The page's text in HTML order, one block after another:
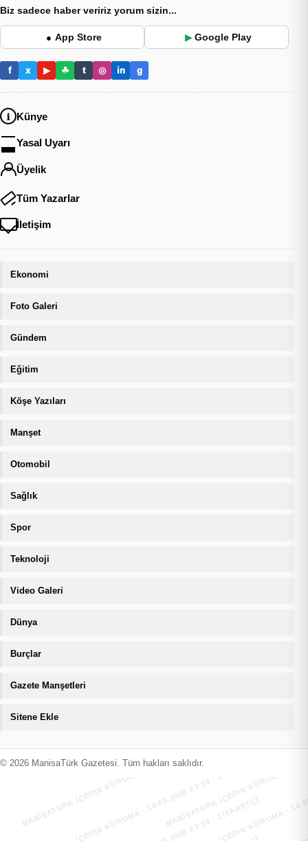
Biz sadece haber veririz yorum sizin...
● App Store ▶ Google Play
f x ▶ ☘ t ◎ in g
Künye
Yasal Uyarı
Üyelik
Tüm Yazarlar
İletişim
Ekonomi
Foto Galeri
Gündem
Eğitim
Köşe Yazıları
Manşet
Otomobil
Sağlık
Spor
Teknoloji
Video Galeri
Dünya
Burçlar
Gazete Manşetleri
Sitene Ekle
© 2026 ManisaTürk Gazetesi. Tüm hakları saklıdır.
MANİSATÜRK İÇERİK KORUMA · 10.08.2026 23:29 · ZIYARETÇI
MANİSATÜRK İÇERİK KORUMA
MANİSATÜRK İÇERİK KORUMA · 10.08.2026 23:29 · ZIYARETÇI
MANİSATÜRK İÇERİK KORUMA